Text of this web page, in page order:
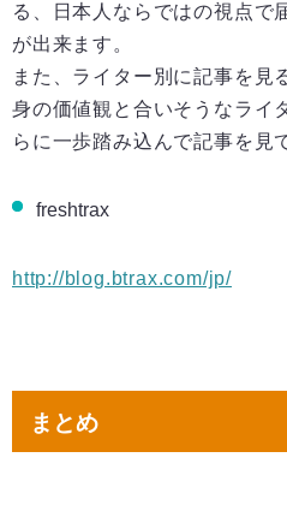
る、日本人ならではの視点で
が出来ます。
また、ライター別に記事を見
身の価値観と合いそうなライ
らに一歩踏み込んで記事を見
freshtrax
http://blog.btrax.com/jp/
まとめ